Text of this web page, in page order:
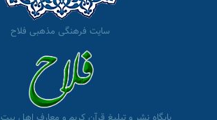
سایت فرهنگی مذهبی فلاح